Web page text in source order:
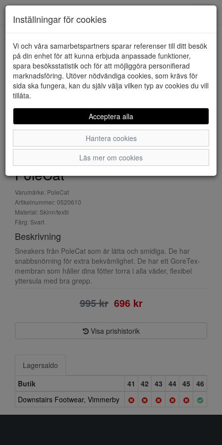
HEM POLECAT
PoleCat
Varumärke: PoleCat
Artikelnummer: 0520610
Material: Skinn/textil
Färg: Svart
Beskrivning
Sneakers från PoleCat som är lätta och smidiga. De har
snabbsnörning för extra bekvämlighet. De har ett GoreTex-
membran som håller dina fötter torra i alla väder, flexibel
yttersula med bra grepp.
995 kr 696 kr
Visa prishistorik
Lagersaldo
Butik
41 42 43 44 45
46
Downstairs Footwear, Vimmerby
Inställningar för cookies
Vi och våra samarbetspartners sparar referenser till ditt besök
på din enhet för att kunna erbjuda anpassade funktioner,
spara besöksstatistik och för att möjliggöra personifierad
marknadsföring. Utöver nödvändiga cookies, som krävs för
sida ska fungera, kan du själv välja vilken typ av cookies du vill
tillåta.
Acceptera alla
Hantera cookies
Läs mer om cookies